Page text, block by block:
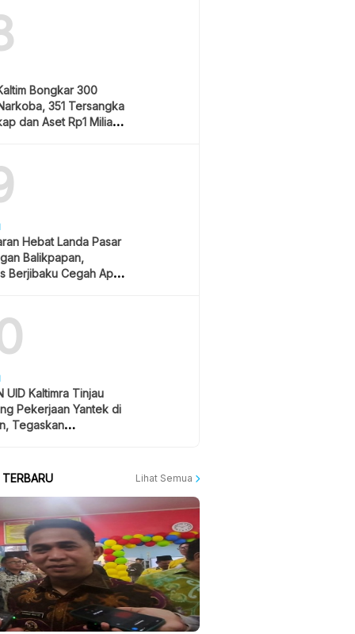
Bongkar 300
351 Tersangka
dan Aset Rp1 Miliar
Hebat Landa Pasar
Balikpapan,
Berjibaku Cegah Api
UID Kaltimra Tinjau
Pekerjaan Yantek di
Tegaskan
Lihat Semua